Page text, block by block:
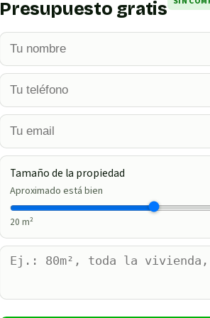
Presupuesto gratis
Tamaño de la propiedad
Aproximado está bien
20 m²